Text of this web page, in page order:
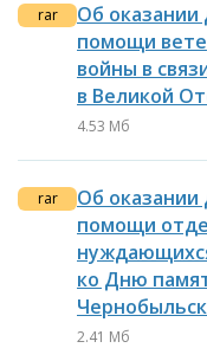
rar
Об оказании
помощи
войны в
в Великой
4.53 Мб
rar
Об оказании
помощи
ко Дню
2.41 Мб